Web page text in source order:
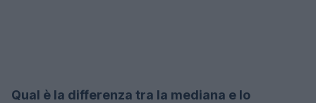
Qual è la differenza tra la mediana e lo